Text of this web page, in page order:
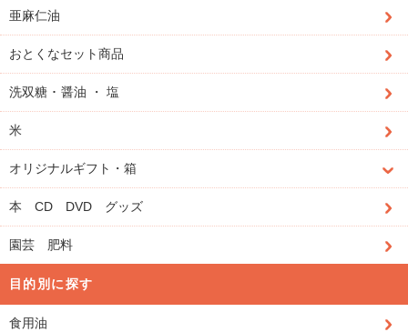
亜麻仁油
おとくなセット商品
洗双糖 ･ 醤油 ・ 塩
米
オリジナルギフト・箱
本 CD DVD グッズ
園芸 肥料
目的別に探す
食用油